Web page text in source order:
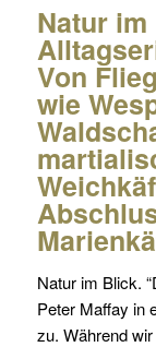
Natur
Von
wie
Natur im Blick.
Peter Maffay in
zu. Während